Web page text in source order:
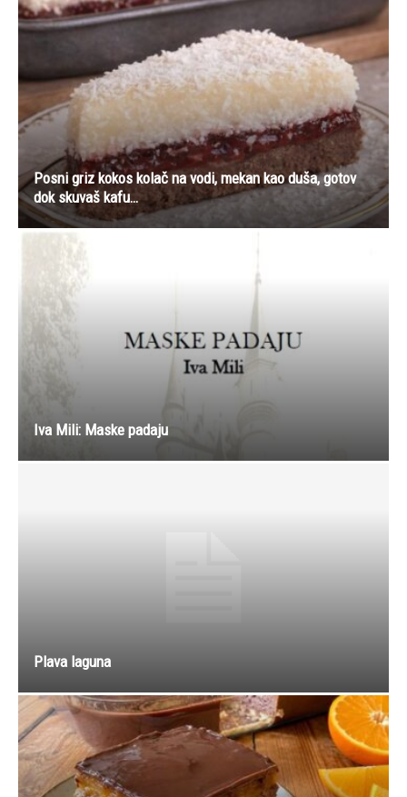
Posni griz kokos kolač na vodi, mekan kao duša, gotov
dok skuvaš kafu…
Iva Mili: Maske padaju
Plava laguna